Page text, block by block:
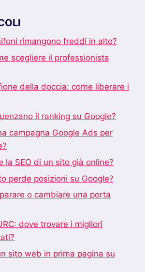
rimangono freddi in alto?
scegliere il professionista
della doccia: come liberare i
il ranking su Google?
campagna Google Ads per
la SEO di un sito già online?
perde posizioni su Google?
o cambiare una porta
dove trovare i migliori
sito web in prima pagina su